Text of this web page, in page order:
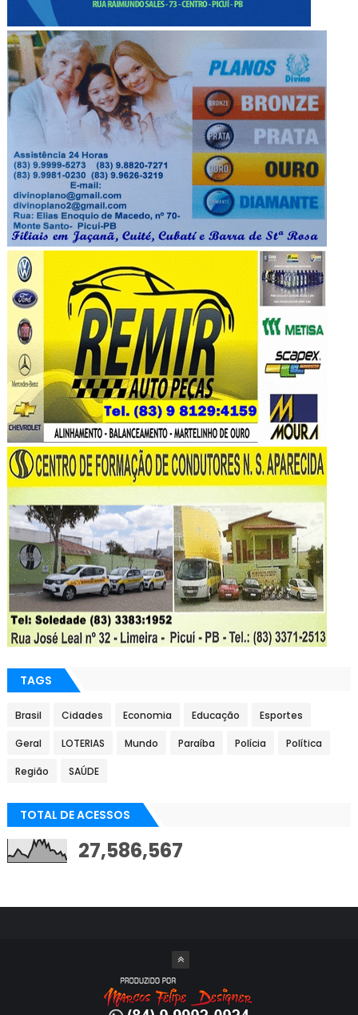
TAGS
Brasil Cidades Economia Educação Esportes
Geral LOTERIAS Mundo Paraíba Polícia Política
Região SAÚDE
TOTAL DE ACESSOS
27,586,567